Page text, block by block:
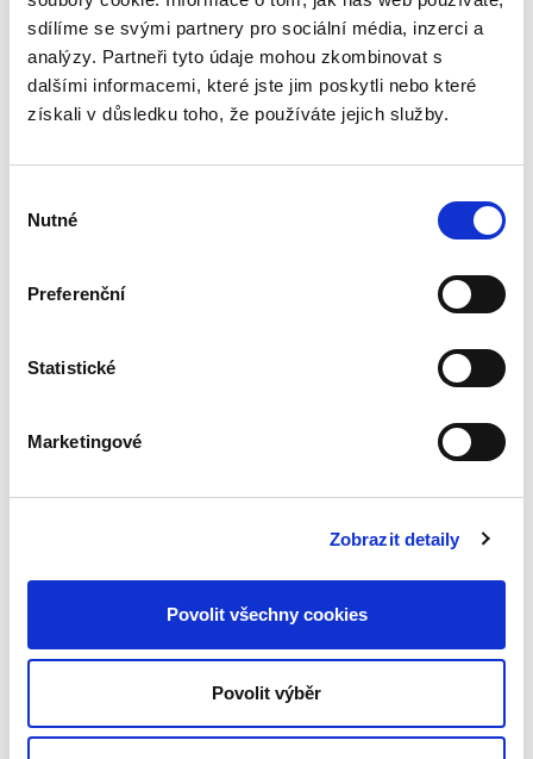
sdílíme se svými partnery pro sociální média, inzerci a
analýzy. Partneři tyto údaje mohou zkombinovat s
dalšími informacemi, které jste jim poskytli nebo které
získali v důsledku toho, že používáte jejich služby.
souhlasu
Nutné
Preferenční
Statistické
Marketingové
Zobrazit detaily
Povolit všechny cookies
Povolit výběr
o jeho podobu v nalézacím sporném řízení.
Naproti tomu jeho...
Náhrada škody
zvířetem
390,00 Kč
Publikace pojednává o předpokladech vzniku
povinnosti nahradit újmu způsobenou zvířetem
ryzí teorii, v knize čtenář nalezne srozumitelná
Mediace. Ohlédnutí